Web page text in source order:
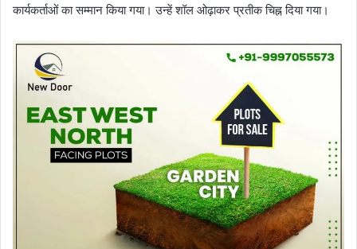
कार्यकर्ताओं का सम्मान किया गया। उन्हें शॉल ओढ़ाकर प्रतीक चिह्न दिया गया।